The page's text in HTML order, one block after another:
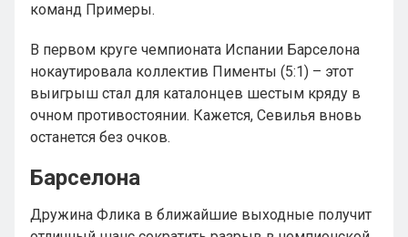
команд Примеры.
В первом круге чемпионата Испании Барселона
нокаутировала коллектив Пименты (5:1) – этот
выигрыш стал для каталонцев шестым кряду в
очном противостоянии. Кажется, Севилья вновь
останется без очков.
Барселона
Дружина Флика в ближайшие выходные получит